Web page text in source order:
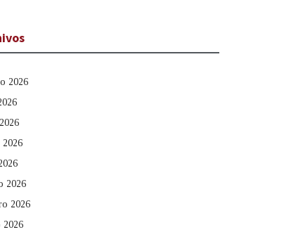
2026
2026
2026
2026
2026